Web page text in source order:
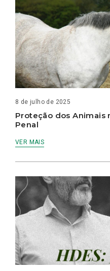
8 de julho de 2025
Proteção dos Animais
Penal
VER MAIS